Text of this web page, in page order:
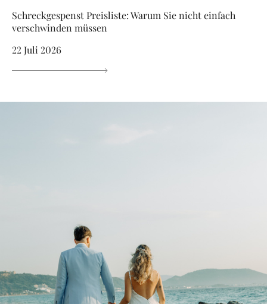
Schreckgespenst Preisliste: Warum Sie nicht einfach
verschwinden müssen
22 Juli 2026